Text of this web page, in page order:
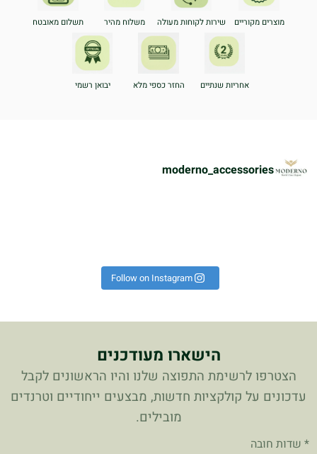
מוצרים מקוריים שירות לקוחות מעולה משלוח מהיר תשלום מאובטח
אחריות שנתיים החזר כספי מלא יבואן רשמי
moderno_accessories
Follow on Instagram
הישארו מעודכנים
הצטרפו לרשימת התפוצה שלנו והיו הראשונים לקבל
עדכונים על קולקציות חדשות, מבצעים ייחודיים וטרנדים
מובילים.
* שדות חובה